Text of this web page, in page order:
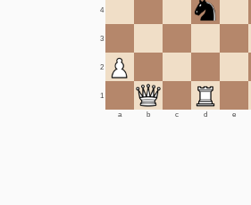
1
2
3
4
a b c d e